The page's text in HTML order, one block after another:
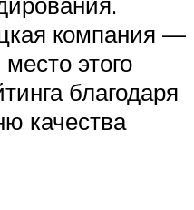
компания —
этого
благодаря
качества